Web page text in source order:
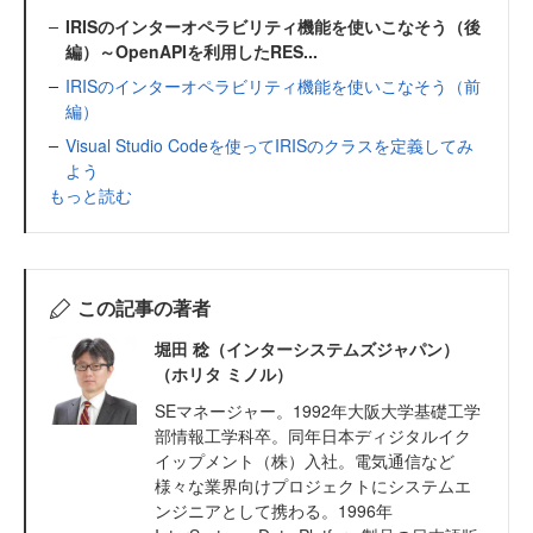
IRISのインターオペラビリティ機能を使いこなそう（後
編）～OpenAPIを利用したRES...
IRISのインターオペラビリティ機能を使いこなそう（前
編）
Visual Studio Codeを使ってIRISのクラスを定義してみ
よう
もっと読む
この記事の著者
堀田 稔（インターシステムズジャパン）
（ホリタ ミノル）
SEマネージャー。1992年大阪大学基礎工学
部情報工学科卒。同年日本ディジタルイク
イップメント（株）入社。電気通信など
様々な業界向けプロジェクトにシステムエ
ンジニアとして携わる。1996年